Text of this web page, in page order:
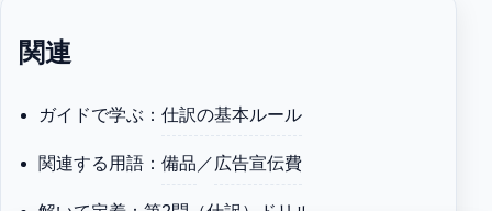
関連
ガイドで学ぶ： 仕訳の基本ルール
関連する用語： 備品 ／ 広告宣伝費